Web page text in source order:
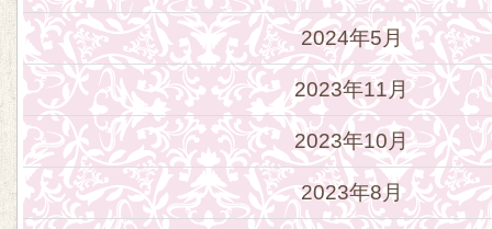
2024年5月
2023年11月
2023年10月
2023年8月